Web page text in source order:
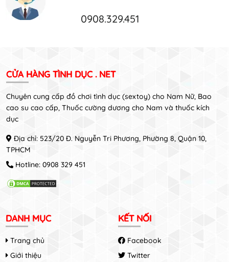
0908.329.451
CỬA HÀNG TÌNH DỤC . NET
Chuyên cung cấp đồ chơi tình dục (sextoy) cho Nam Nữ, Bao
cao su cao cấp, Thuốc cường dương cho Nam và thuốc kích
dục
Địa chỉ: 523/20 Đ. Nguyễn Tri Phương, Phường 8, Quận 10,
TPHCM
Hotline: 0908 329 451
DANH MỤC
Trang chủ
Giới thiệu
KẾT NỐI
Facebook
Twitter